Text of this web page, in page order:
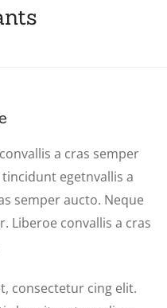
a cras semper
egetnvallis a
semper aucto. Neque
Liberoe convallis a cras
consectetur cing elit.